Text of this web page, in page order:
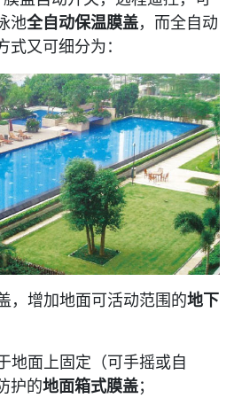
池全自动保温膜盖，而全自动
式又可细分为：
，增加地面可活动范围的地下
地面上固定（可手摇或自
护的地面箱式膜盖；